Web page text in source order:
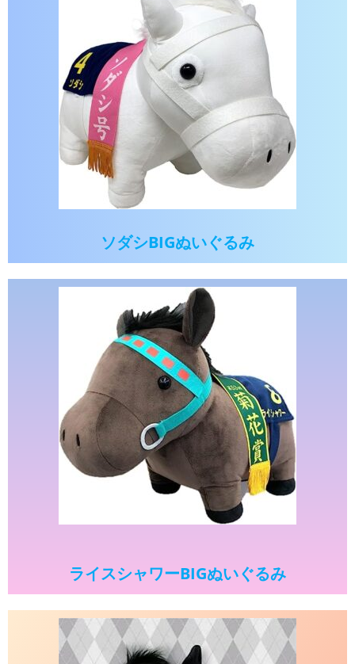
ソダシBIGぬいぐるみ
ライスシャワーBIGぬいぐるみ